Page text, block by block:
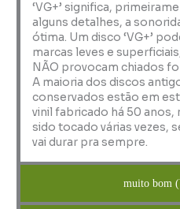
‘VG+’ significa,
alguns detalhes, a
ótima. Um disco ‘VG+’
marcas leves e
NÃO provocam chiados
A maioria dos discos
conservados estão em
vinil fabricado há 50 anos,
sido tocado várias vezes,
vai durar pra sempre.
muito bom